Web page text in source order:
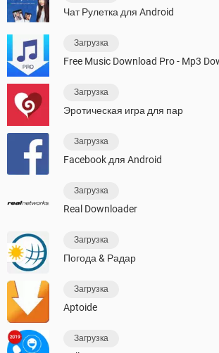
Чат Рулетка для Android
Загрузка
Free Music Download Pro - Mp3
Загрузка
Эротическая игра для пар
Загрузка
Facebook для Android
Загрузка
Real Downloader
Загрузка
Погода & Радар
Загрузка
Aptoide
Загрузка